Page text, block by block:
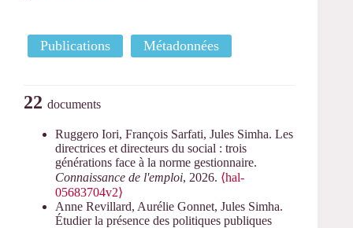
Publications Métadonnées
22 documents
Ruggero Iori, François Sarfati, Jules Simha. Les
directrices et directeurs du social : trois
générations face à la norme gestionnaire.
Connaissance de l'emploi, 2026. ⟨hal-
05683704v2⟩
Anne Revillard, Aurélie Gonnet, Jules Simha.
Étudier la présence des politiques publiques